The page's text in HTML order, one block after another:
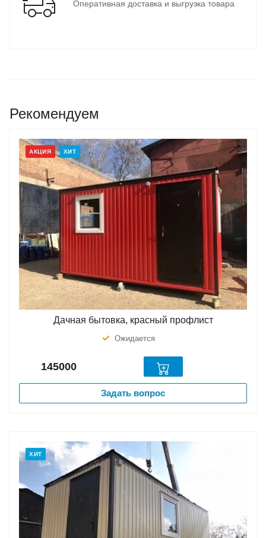
Оперативная доставка и выгрузка товара
Рекомендуем
АКЦИЯ ХИТ
Дачная бытовка, красный профлист
Ожидается
145000
Задать вопрос
ХИТ